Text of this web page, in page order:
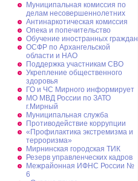
Муниципальная комиссия по
делам несовершеннолетних
Антинаркотическая комиссия
Опека и попечительство
Обучение иностранных граждан
ОСФР по Архангельской
области и НАО
Поддержка участникам СВО
Укрепление общественного
здоровья
ГО и ЧС Мирного информирует
МО МВД России по ЗАТО
г.Мирный
Муниципальная cлужба
Противодействие коррупции
«Профилактика экстремизма и
терроризма»
Мирнинская городская ТИК
Резерв управленческих кадров
Межрайонная ИФНС России №
6